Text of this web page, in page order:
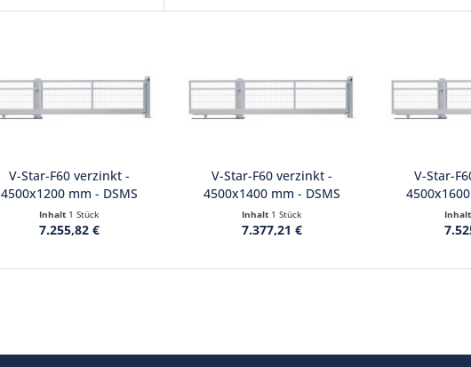
V-Star-F60 verzinkt -
4500x1200 mm - DSMS
8/6/8...
Inhalt 1 Stück
7.255,82 €
V-Star-F60 verzinkt -
4500x1400 mm - DSMS
8/6/8...
Inhalt 1 Stück
7.377,21 €
V-Star-
8/
Inhalt